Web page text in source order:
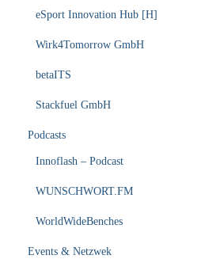
eSport Innovation Hub [H]
Wirk4Tomorrow GmbH
betaITS
Stackfuel GmbH
Podcasts
Innoflash – Podcast
WUNSCHWORT.FM
WorldWideBenches
Events & Netzwek